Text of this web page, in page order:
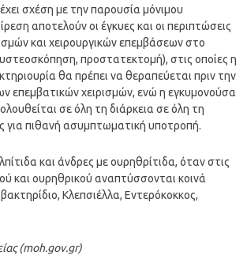
σχέση με την παρουσία μόνιμου
αποτελούν οι έγκυες και οι περιπτώσεις
και χειρουργικών επεμβάσεων στο
προστατεκτομή), στις οποίες η
θα πρέπει να θεραπεύεται πριν την
επεμβατικών χειρισμών, ενώ η εγκυμονούσα
σε όλη τη διάρκεια σε όλη τη
για πιθανή ασυμπτωματική υποτροπή.
και άνδρες με ουρηθρίτιδα, όταν στις
και ουρηθρικού αναπτύσσονται κοινά
Κλεπσιέλλα, Εντερόκοκκος,
(moh.gov.gr)